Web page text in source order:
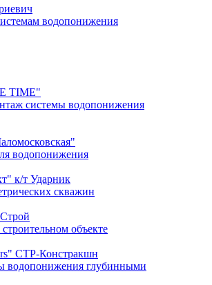
водопонижения
TIME"
системы водопонижения
водопонижения
к/т Ударник
скважин
объекте
СТР-Констракшн
водопонижения глубинными